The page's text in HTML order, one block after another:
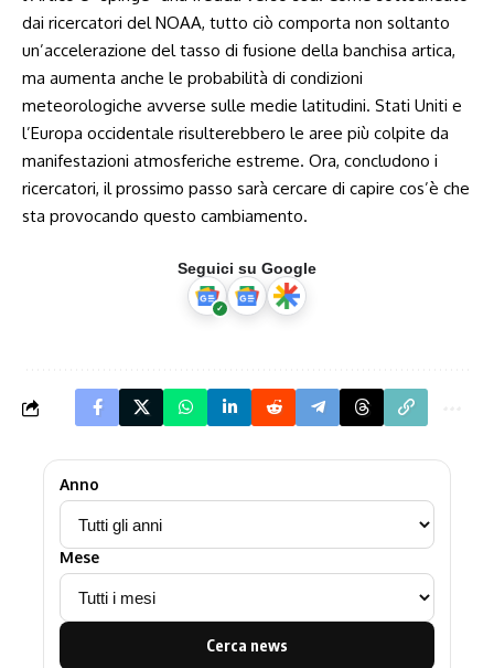
dai ricercatori del NOAA, tutto ciò comporta non soltanto
un’accelerazione del tasso di fusione della banchisa artica,
ma aumenta anche le probabilità di condizioni
meteorologiche avverse sulle medie latitudini. Stati Uniti e
l’Europa occidentale risulterebbero le aree più colpite da
manifestazioni atmosferiche estreme. Ora, concludono i
ricercatori, il prossimo passo sarà cercare di capire cos’è che
sta provocando questo cambiamento.
Seguici su Google
Anno
Mese
Cerca news